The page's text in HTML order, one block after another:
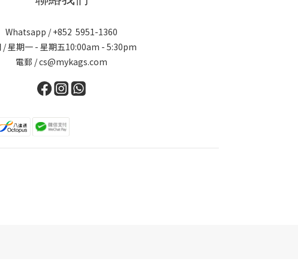
Whatsapp / +852 5951-1360
/ 星期一 - 星期五10:00am - 5:30pm
電郵 / cs@mykags.com